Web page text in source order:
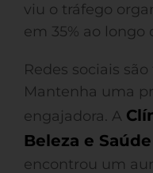
viu o tráfego
em 35% ao longo
Redes sociais
Mantenha uma
engajadora. A
Beleza e Saúde
encontrou um